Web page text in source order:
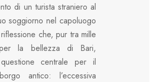
di un turista straniero al
soggiorno nel capoluogo
che, pur tra mille
per la bellezza di Bari,
centrale per il
antico: l’eccessiva